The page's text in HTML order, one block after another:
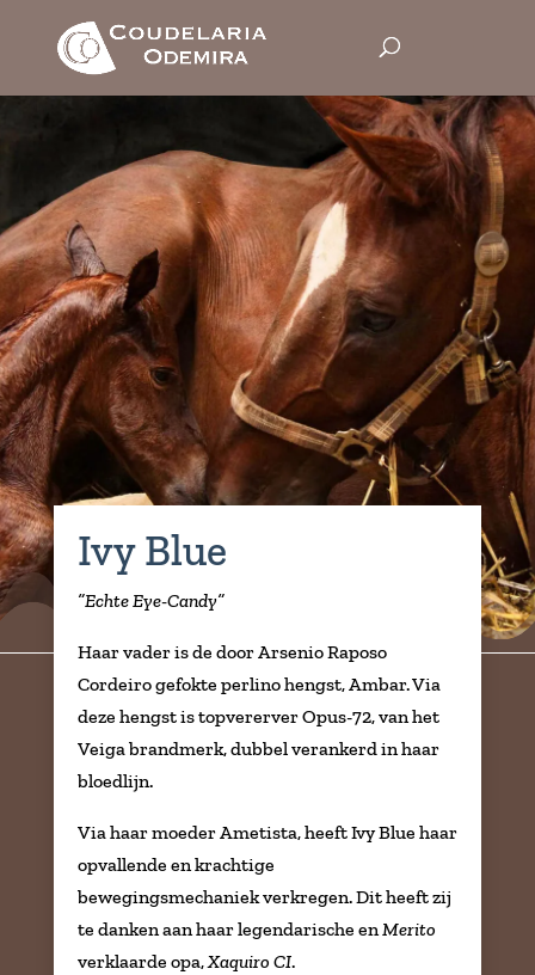
Ivy Blue
”Echte Eye-Candy”
Haar vader is de door Arsenio Raposo
Cordeiro gefokte perlino hengst, Ambar. Via
deze hengst is topvererver Opus-72, van het
Veiga brandmerk, dubbel verankerd in haar
bloedlijn.
Via haar moeder Ametista, heeft Ivy Blue haar
opvallende en krachtige
bewegingsmechaniek verkregen. Dit heeft zij
te danken aan haar legendarische enMerito
verklaarde opa,Xaquiro CI.